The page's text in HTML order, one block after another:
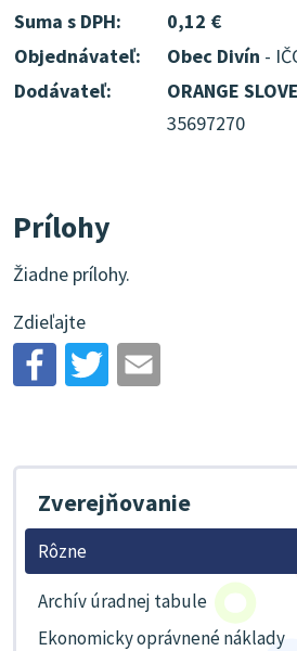
Suma s DPH:
0,12 €
Objednávateľ:
Obec Divín -
Dodávateľ:
ORANGE
35697270
Prílohy
Žiadne prílohy.
Zdieľajte
Zverejňovanie
Rôzne
Archív úradnej tabule
Ekonomicky oprávnené náklady